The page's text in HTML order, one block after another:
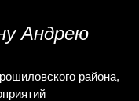
Андрею
района,